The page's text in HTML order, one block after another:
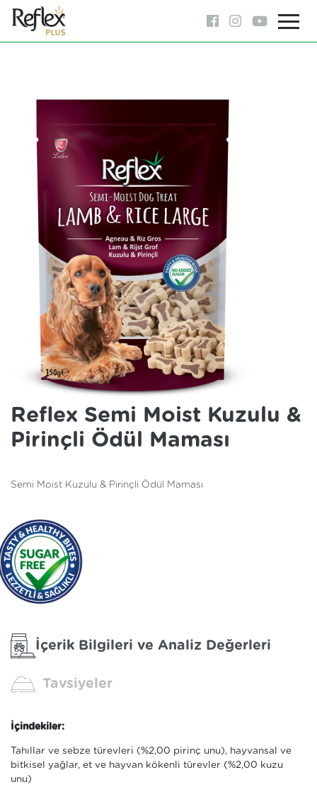
Reflex Semi Moist Kuzulu &
Pirinçli Ödül Maması
Semi Moist Kuzulu & Pirinçli Ödül Maması
İçerik Bilgileri ve Analiz Değerleri
Tavsiyeler
İçindekiler:
Tahıllar ve sebze türevleri (%2,00 pirinç unu), hayvansal ve
bitkisel yağlar, et ve hayvan kökenli türevler (%2,00 kuzu
unu)